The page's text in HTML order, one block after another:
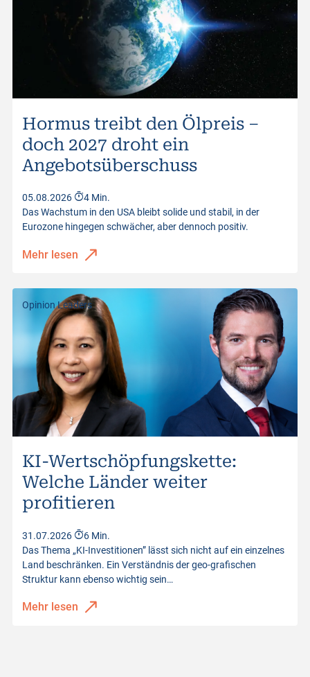
Hormus treibt den Ölpreis –
doch 2027 droht ein
Angebotsüberschuss
05.08.2026
4 Min.
Das Wachstum in den USA bleibt solide und stabil, in der
Eurozone hingegen schwächer, aber dennoch positiv.
Mehr lesen
Opinion Leaders
KI-Wertschöpfungskette:
Welche Länder weiter
profitieren
31.07.2026
6 Min.
Das Thema „KI-Investitionen” lässt sich nicht auf ein einzelnes
Land beschränken. Ein Verständnis der geo-grafischen
Struktur kann ebenso wichtig sein…
Mehr lesen